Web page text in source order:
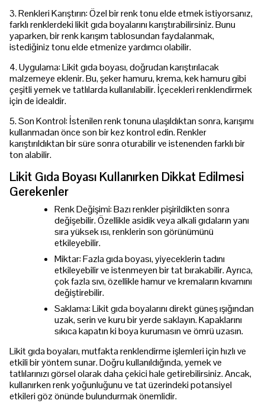
3. Renkleri Karıştırın: Özel bir renk tonu elde etmek istiyorsanız,
farklı renklerdeki likit gıda boyalarını karıştırabilirsiniz. Bunu
yaparken, bir renk karışım tablosundan faydalanmak,
istediğiniz tonu elde etmenize yardımcı olabilir.
4. Uygulama: Likit gıda boyası, doğrudan karıştırılacak
malzemeye eklenir. Bu, şeker hamuru, krema, kek hamuru gibi
çeşitli yemek ve tatlılarda kullanılabilir. İçecekleri renklendirmek
için de idealdir.
5. Son Kontrol: İstenilen renk tonuna ulaşıldıktan sonra, karışımı
kullanmadan önce son bir kez kontrol edin. Renkler
karıştırıldıktan bir süre sonra oturabilir ve istenenden farklı bir
ton alabilir.
Likit Gıda Boyası Kullanırken Dikkat Edilmesi
Gerekenler
Renk Değişimi: Bazı renkler pişirildikten sonra
değişebilir. Özellikle asidik veya alkali gıdaların yanı
sıra yüksek ısı, renklerin son görünümünü
etkileyebilir.
Miktar: Fazla gıda boyası, yiyeceklerin tadını
etkileyebilir ve istenmeyen bir tat bırakabilir. Ayrıca,
çok fazla sıvı, özellikle hamur ve kremaların kıvamını
değiştirebilir.
Saklama: Likit gıda boyalarını direkt güneş ışığından
uzak, serin ve kuru bir yerde saklayın. Kapaklarını
sıkıca kapatın ki boya kurumasın ve ömrü uzasın.
Likit gıda boyaları, mutfakta renklendirme işlemleri için hızlı ve
etkili bir yöntem sunar. Doğru kullanıldığında, yemek ve
tatlılarınızı görsel olarak daha çekici hale getirebilirsiniz. Ancak,
kullanırken renk yoğunluğunu ve tat üzerindeki potansiyel
etkileri göz önünde bulundurmak önemlidir.